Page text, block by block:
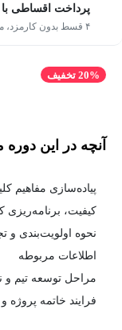
پرداخت اقساطی
۴ قسط بدون کارمزد، ماهانه 0 تومان
20% تخفیف
آنچه در این دوره
پیاده‌سازی مفاهیم
کیفیت، برنامه‌ریزی
نحوه اولویت‌بندی و
اطلاعات مربوطه
مراحل توسعه تیم و
فرایند خاتمه پروژه